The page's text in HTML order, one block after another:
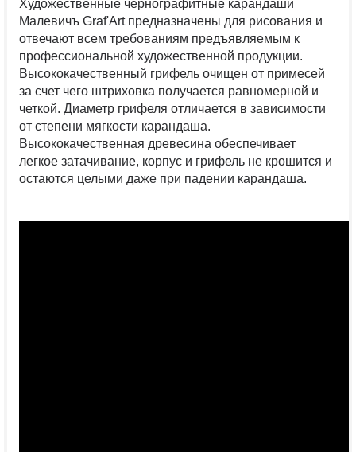
Художественные чернографитные карандаши
Малевичъ Graf'Art предназначены для рисования и
отвечают всем требованиям предъявляемым к
профессиональной художественной продукции.
Высококачественный грифель очищен от примесей
за счет чего штриховка получается равномерной и
четкой. Диаметр грифеля отличается в зависимости
от степени мягкости карандаша.
Высококачественная древесина обеспечивает
легкое затачивание, корпус и грифель не крошится и
остаются целыми даже при падении карандаша.